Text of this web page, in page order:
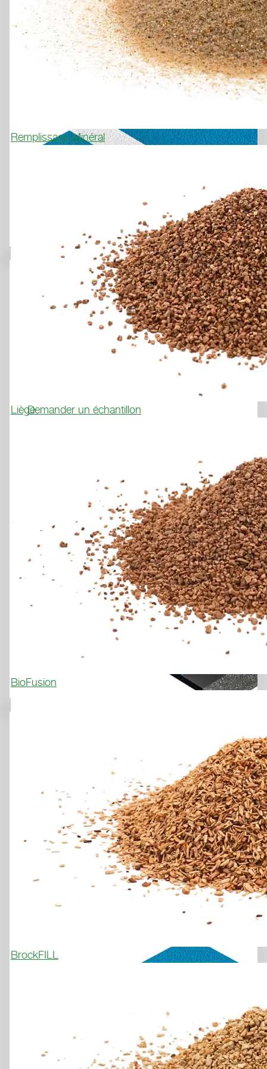
Weitere Informationen finden Sie in unseren
Datenschutzhinweisen.
Remplissage Minéral
Liège
BioFusion
BrockFILL
Tennis, Pickleball, Multisports
LAYKOLD MASTERS
REVÊTEMENT RÉSISTANT AUX
Demander un échantillon
LAYKOLD MASTERS 8
LA COMBINAISON PARFAITE
DE CONFORT, DE DURABILITÉ
ET DE STYLE POUR VOTRE
INSTALLATION SPORTIVE
Demander un échantillon